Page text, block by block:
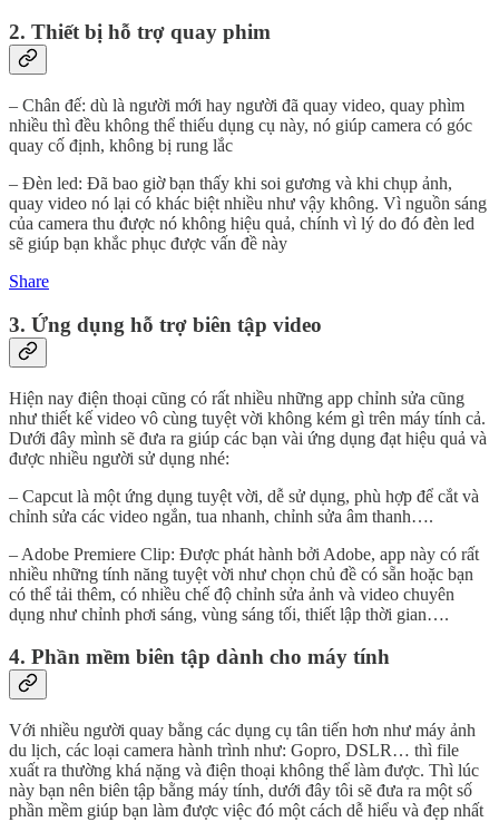
2. Thiết bị hỗ trợ quay phim
– Chân đế: dù là người mới hay người đã quay video, quay phìm
nhiều thì đều không thể thiếu dụng cụ này, nó giúp camera có góc
quay cố định, không bị rung lắc
– Đèn led: Đã bao giờ bạn thấy khi soi gương và khi chụp ảnh,
quay video nó lại có khác biệt nhiều như vậy không. Vì nguồn sáng
của camera thu được nó không hiệu quả, chính vì lý do đó đèn led
sẽ giúp bạn khắc phục được vấn đề này
Share
3. Ứng dụng hỗ trợ biên tập video
Hiện nay điện thoại cũng có rất nhiều những app chỉnh sửa cũng
như thiết kế video vô cùng tuyệt vời không kém gì trên máy tính cả.
Dưới đây mình sẽ đưa ra giúp các bạn vài ứng dụng đạt hiệu quả và
được nhiều người sử dụng nhé:
– Capcut là một ứng dụng tuyệt vời, dễ sử dụng, phù hợp để cắt và
chỉnh sửa các video ngắn, tua nhanh, chỉnh sửa âm thanh….
– Adobe Premiere Clip: Được phát hành bởi Adobe, app này có rất
nhiều những tính năng tuyệt vời như chọn chủ đề có sẵn hoặc bạn
có thể tải thêm, có nhiều chế độ chỉnh sửa ảnh và video chuyên
dụng như chỉnh phơi sáng, vùng sáng tối, thiết lập thời gian….
4. Phần mềm biên tập dành cho máy tính
Với nhiều người quay bằng các dụng cụ tân tiến hơn như máy ảnh
du lịch, các loại camera hành trình như: Gopro, DSLR… thì file
xuất ra thường khá nặng và điện thoại không thể làm được. Thì lúc
này bạn nên biên tập bằng máy tính, dưới đây tôi sẽ đưa ra một số
phần mềm giúp bạn làm được việc đó một cách dễ hiểu và đẹp nhất